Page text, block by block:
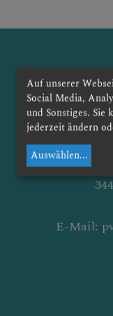
röm.kath.
Freundorf -
E-Mail:
Auf unserer
Social Media,
und Sonstiges. Sie
jederzeit ändern
Auswählen...